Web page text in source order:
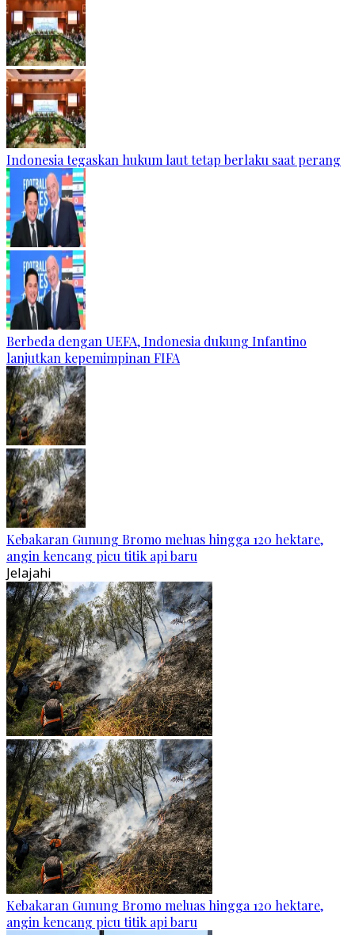
Indonesia tegaskan hukum laut tetap berlaku saat perang
Berbeda dengan UEFA, Indonesia dukung Infantino
lanjutkan kepemimpinan FIFA
Kebakaran Gunung Bromo meluas hingga 120 hektare,
angin kencang picu titik api baru
Jelajahi
Kebakaran Gunung Bromo meluas hingga 120 hektare,
angin kencang picu titik api baru